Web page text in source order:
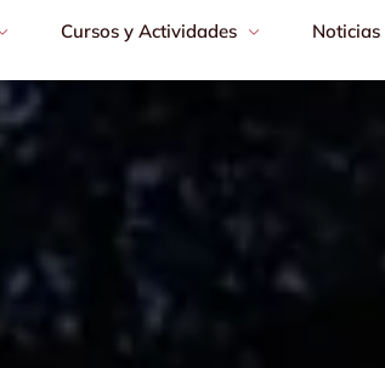
Cursos y Actividades Noticias